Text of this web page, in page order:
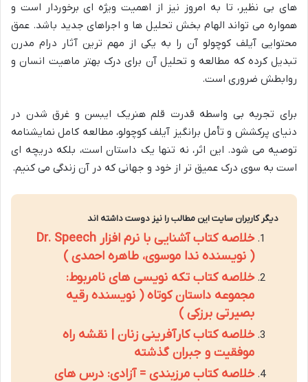
های بی نظیر، تا به امروز نیز از اهمیت ویژه ای برخوردار است و
همواره می تواند الهام بخش تحلیل ها و اجراهای جدید باشد. عمق
محتوایی آیلف کوچولو آن را به یکی از مهم ترین آثار درام مدرن
تبدیل کرده که مطالعه و تحلیل آن برای درک بهتر ماهیت انسان و
روابطش ضروری است.
برای تجربه بی واسطه قدرت قلم هنریک ایبسن و غرق شدن در
دنیای پرکشش و تأمل برانگیز آیلف کوچولو، مطالعه کامل نمایشنامه
توصیه می شود. این اثر، نه تنها یک داستان است، بلکه دریچه ای
است به سوی درک عمیق تر از خود و جهانی که در آن زندگی می کنیم.
دیگر کاربران سایت این مطالب را نیز دوست داشته اند
خلاصه کتاب آشنایی با نرم افزار Dr. Speech
( نویسنده ندا موسوی، طاهره احمدی )
خلاصه کتاب تکه نویسی های نامربوط:
مجموعه داستان کوتاه ( نویسنده رقیه
بصیرتی برزکی )
خلاصه کتاب کارآفرینی زنان | نقشه راه
موفقیت و جبران گذشته
خلاصه کتاب مرزبندی = آزادی: درس های